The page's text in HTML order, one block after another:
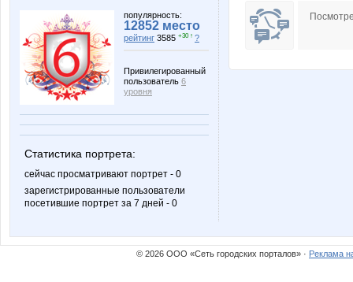
популярность:
12852 место
рейтинг 3585 +30 ↑ ?
Привилегированный
пользователь 6
уровня
Статистика портрета:
сейчас просматривают портрет - 0
зарегистрированные пользователи
посетившие портрет за 7 дней - 0
Mashyl MisSuri
© 2026 ООО «Сеть городских порталов» · Реклама